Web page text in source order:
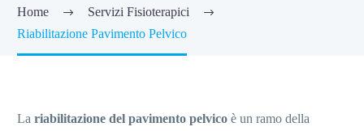
Home
Servizi Fisioterapici
Riabilitazione Pavimento Pelvico
La riabilitazione del pavimento pelvico è un ramo della